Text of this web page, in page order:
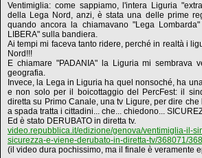
Ventimiglia: come sappiamo, l'intera Liguria
della Lega Nord, anzi, è stata una delle prime
quando ancora la chiamavano "Lega
LIBERA" sulla bandiera.
Ai tempi mi faceva tanto ridere, perché in realtà i
Nord!!!
E chiamare "PADANIA" la Liguria mi sembrava
geografia.
Invece, la Lega in Liguria ha quel nonsoché, ha
e non solo per il boicottaggio del PercFest: il
diretta su Primo Canale, una tv Ligure, per dire
a spada tratta i cittadini... che... chiedono...
Ed è stato DERUBATO in diretta tv.
video.repubblica.it/edizione/genova/ventimiglia-il-
sicurezza-e-viene-derubato-in-diretta-tv/368071/
(il video dura pochissimo, ma il finale è veramente